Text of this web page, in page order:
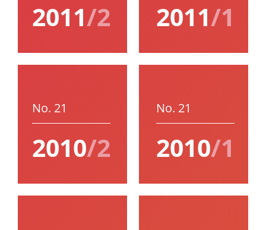
2011/2 2011/1
No. 21
2010/2
No. 21
2010/1